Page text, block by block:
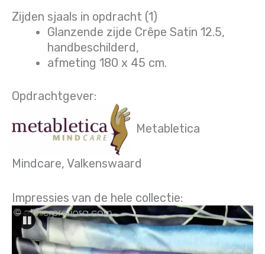
Zijden sjaals in opdracht (1)
Glanzende zijde Crêpe Satin 12.5,
handbeschilderd,
afmeting 180 x 45 cm.
Opdrachtgever:
Metabletica
Mindcare, Valkenswaard
Impressies van de hele collectie: